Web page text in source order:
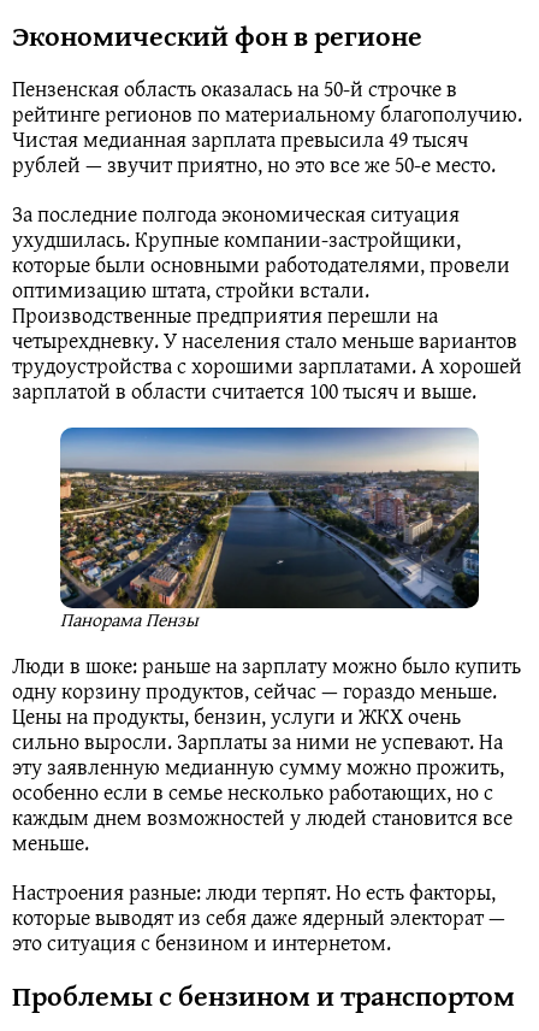
Экономический фон в регионе
Пензенская область оказалась на 50-й строчке в
рейтинге регионов по материальному благополучию.
Чистая медианная зарплата превысила 49 тысяч
рублей — звучит приятно, но это все же 50-е место.
За последние полгода экономическая ситуация
ухудшилась. Крупные компании-застройщики,
которые были основными работодателями, провели
оптимизацию штата, стройки встали.
Производственные предприятия перешли на
четырехдневку. У населения стало меньше вариантов
трудоустройства с хорошими зарплатами. А хорошей
зарплатой в области считается 100 тысяч и выше.
Панорама Пензы
Люди в шоке: раньше на зарплату можно было купить
одну корзину продуктов, сейчас — гораздо меньше.
Цены на продукты, бензин, услуги и ЖКХ очень
сильно выросли. Зарплаты за ними не успевают. На
эту заявленную медианную сумму можно прожить,
особенно если в семье несколько работающих, но с
каждым днем возможностей у людей становится все
меньше.
Настроения разные: люди терпят. Но есть факторы,
которые выводят из себя даже ядерный электорат —
это ситуация с бензином и интернетом.
Проблемы с бензином и транспортом